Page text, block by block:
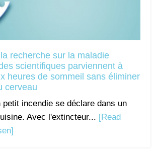
recherche sur la maladie
scientifiques parviennent à
heures de sommeil sans éliminer
cerveau
petit incendie se déclare dans un
Avec l'extincteur... [Read